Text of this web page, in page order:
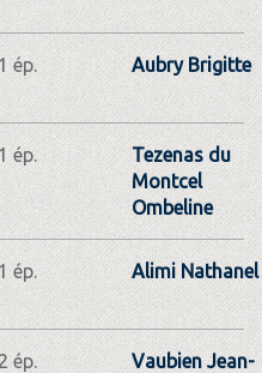
1 ép. Aubry Brigitte
1 ép.
Tezenas du
Montcel
Ombeline
ép. Alimi Nathanel
ép.
Vaubien Jean-